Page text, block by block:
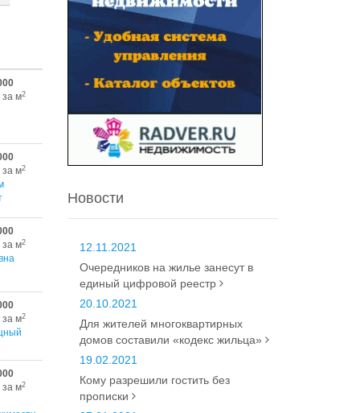
за м2
за м2
за м2
за м2
за м2
Новости
12.11.2021
Очередников на жилье занесут в
единый цифровой реестр
20.10.2021
Для жителей многоквартирных
домов составили «кодекс жильца»
19.02.2021
Кому разрешили гостить без
прописки